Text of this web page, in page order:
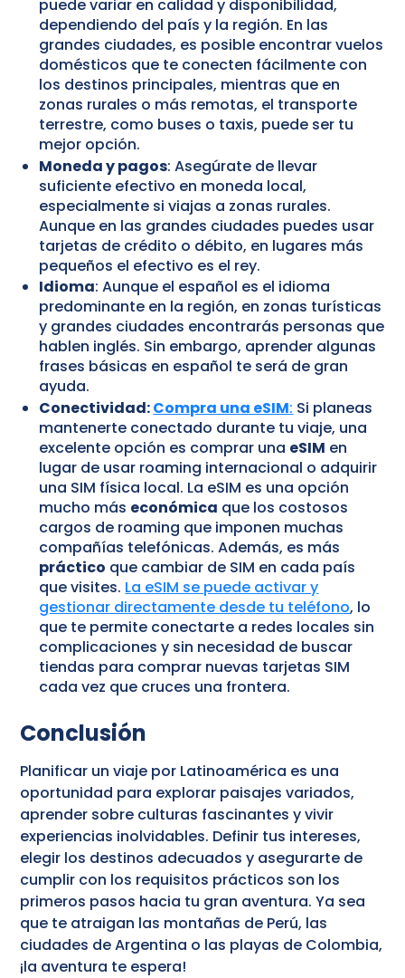
puede variar en calidad y disponibilidad,
dependiendo del país y la región. En las
grandes ciudades, es posible encontrar vuelos
domésticos que te conecten fácilmente con
los destinos principales, mientras que en
zonas rurales o más remotas, el transporte
terrestre, como buses o taxis, puede ser tu
mejor opción.
Moneda y pagos: Asegúrate de llevar
suficiente efectivo en moneda local,
especialmente si viajas a zonas rurales.
Aunque en las grandes ciudades puedes usar
tarjetas de crédito o débito, en lugares más
pequeños el efectivo es el rey.
Idioma: Aunque el español es el idioma
predominante en la región, en zonas turísticas
y grandes ciudades encontrarás personas que
hablen inglés. Sin embargo, aprender algunas
frases básicas en español te será de gran
ayuda.
Conectividad:Compra una eSIM: Si planeas
mantenerte conectado durante tu viaje, una
excelente opción es comprar una eSIM en
lugar de usar roaming internacional o adquirir
una SIM física local. La eSIM es una opción
mucho más económica que los costosos
cargos de roaming que imponen muchas
compañías telefónicas. Además, es más
práctico que cambiar de SIM en cada país
que visites. La eSIM se puede activar y
gestionar directamente desde tu teléfono, lo
que te permite conectarte a redes locales sin
complicaciones y sin necesidad de buscar
tiendas para comprar nuevas tarjetas SIM
cada vez que cruces una frontera.
Conclusión
Planificar un viaje por Latinoamérica es una
oportunidad para explorar paisajes variados,
aprender sobre culturas fascinantes y vivir
experiencias inolvidables. Definir tus intereses,
elegir los destinos adecuados y asegurarte de
cumplir con los requisitos prácticos son los
primeros pasos hacia tu gran aventura. Ya sea
que te atraigan las montañas de Perú, las
ciudades de Argentina o las playas de Colombia,
¡la aventura te espera!